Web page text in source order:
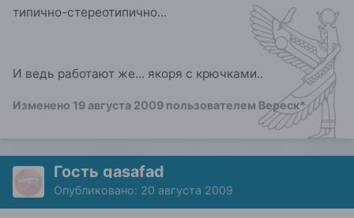
типично-стереотипично...
И ведь работают же... якоря с крючками..
Изменено 19 августа 2009 пользователем Вереск*
Гость gasafad
Опубликовано: 20 августа 2009